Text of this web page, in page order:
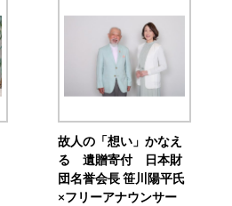
故人の「想い」かなえ
る 遺贈寄付 日本財
団名誉会長 笹川陽平氏
×フリーアナウンサー